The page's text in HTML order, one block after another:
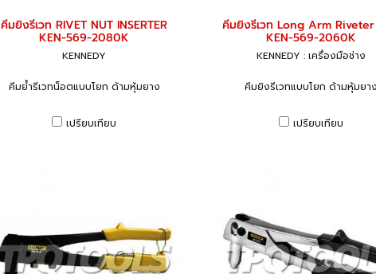
คีมยิงรีเวท RIVET NUT INSERTER
KEN-569-2080K
KENNEDY
คีมย้ำรีเวทน็อตแบบโยก ด้ามหุ้มยาง
เปรียบเทียบ
คีมยิงรีเวท Long Arm
KEN-569-2060K
KENNEDY : เครื่องมือช่าง
คีมยิงรีเวทแบบโยก ด้ามหุ้มยา
เปรียบเทียบ